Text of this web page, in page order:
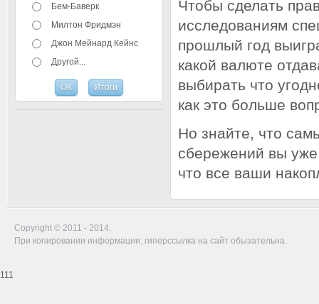
Бем-Баверк
Милтон Фридмэн
Джон Мейнард Кейнс
Другой...
Чтобы сделать
исследованиям
прошлый год
какой валюте
выбирать что
как это больше
Но знайте, что
сбережений вы уже
что все ваши
Copyright © 2011 - 2014.
При копировании информации, гиперссылка на сайт обызательна.
111